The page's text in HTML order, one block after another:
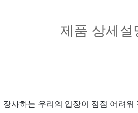
제품 상세설
장사하는 우리의 입장이 점점 어려워